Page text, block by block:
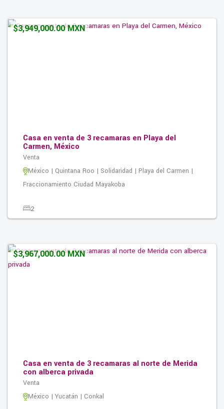
Casa en venta de 3 recamaras en Playa del
Carmen, México
Venta
México | Quintana Roo | Solidaridad | Playa del Carmen |
Fraccionamiento Ciudad Mayakoba
2
3
197.00M2
$3,949,000.00 MXN
Casa en venta de 3 recamaras al norte de Merida
con alberca privada
Venta
México | Yucatán | Conkal
$3,967,000.00 MXN